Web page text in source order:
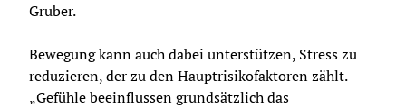
Gruber.
Bewegung kann auch dabei unterstützen, Stress zu
reduzieren, der zu den Hauptrisikofaktoren zählt.
„Gefühle beeinflussen grundsätzlich das